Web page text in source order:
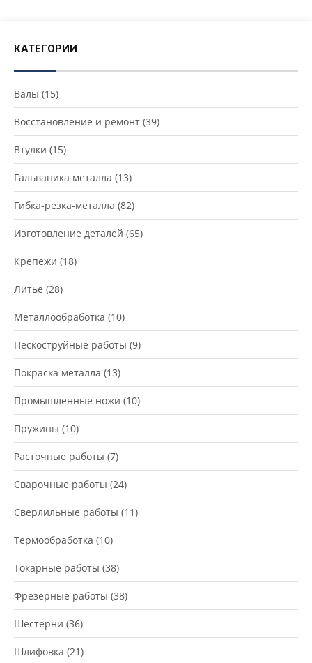
КАТЕГОРИИ
Валы (15)
Восстановление и ремонт (39)
Втулки (15)
Гальваника металла (13)
Гибка-резка-металла (82)
Изготовление деталей (65)
Крепежи (18)
Литье (28)
Металлообработка (10)
Пескоструйные работы (9)
Покраска металла (13)
Промышленные ножи (10)
Пружины (10)
Расточные работы (7)
Сварочные работы (24)
Сверлильные работы (11)
Термообработка (10)
Токарные работы (38)
Фрезерные работы (38)
Шестерни (36)
Шлифовка (21)